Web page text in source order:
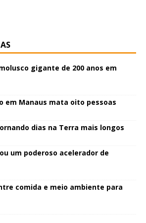
gigante de 200 anos em
em Manaus mata oito pessoas
dias na Terra mais longos
um poderoso acelerador de
comida e meio ambiente para